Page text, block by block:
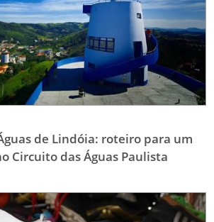
de Lindóia: roteiro para um
Circuito das Águas Paulista